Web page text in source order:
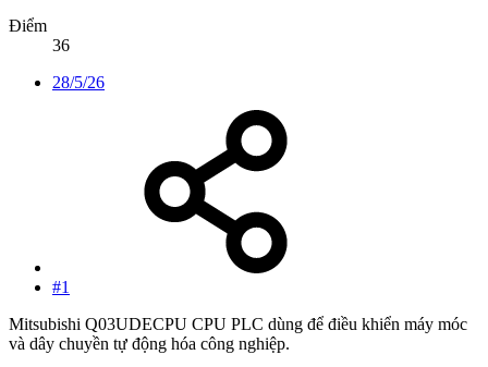
Điểm
36
28/5/26
#1
Mitsubishi Q03UDECPU CPU PLC dùng để điều khiển máy móc
và dây chuyền tự động hóa công nghiệp.